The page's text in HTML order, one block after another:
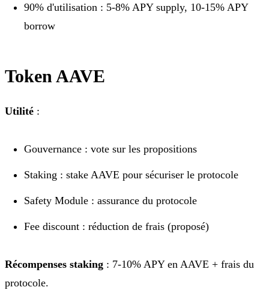
90% d'utilisation : 5-8% APY supply, 10-15% APY
borrow
Token AAVE
Utilité :
Gouvernance : vote sur les propositions
Staking : stake AAVE pour sécuriser le protocole
Safety Module : assurance du protocole
Fee discount : réduction de frais (proposé)
Récompenses staking : 7-10% APY en AAVE + frais du
protocole.